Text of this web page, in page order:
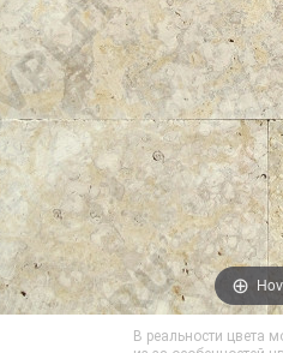
В реальности цвета